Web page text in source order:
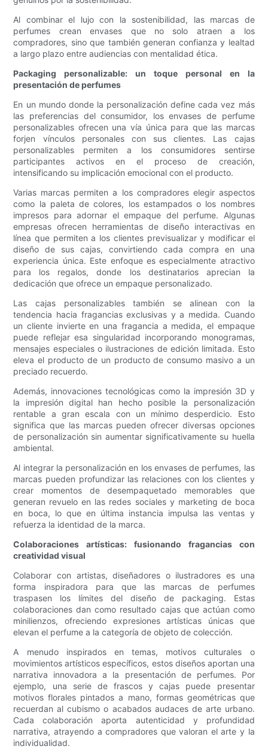
Al combinar el lujo con la sostenibilidad, las marcas de
perfumes crean envases que no solo atraen a los
compradores, sino que también generan confianza y lealtad
a largo plazo entre audiencias con mentalidad ética.
Packaging personalizable: un toque personal en la
presentación de perfumes
En un mundo donde la personalización define cada vez más
las preferencias del consumidor, los envases de perfume
personalizables ofrecen una vía única para que las marcas
forjen vínculos personales con sus clientes. Las cajas
personalizables permiten a los consumidores sentirse
participantes activos en el proceso de creación,
intensificando su implicación emocional con el producto.
Varias marcas permiten a los compradores elegir aspectos
como la paleta de colores, los estampados o los nombres
impresos para adornar el empaque del perfume. Algunas
empresas ofrecen herramientas de diseño interactivas en
línea que permiten a los clientes previsualizar y modificar el
diseño de sus cajas, convirtiendo cada compra en una
experiencia única. Este enfoque es especialmente atractivo
para los regalos, donde los destinatarios aprecian la
dedicación que ofrece un empaque personalizado.
Las cajas personalizables también se alinean con la
tendencia hacia fragancias exclusivas y a medida. Cuando
un cliente invierte en una fragancia a medida, el empaque
puede reflejar esa singularidad incorporando monogramas,
mensajes especiales o ilustraciones de edición limitada. Esto
eleva el producto de un producto de consumo masivo a un
preciado recuerdo.
Además, innovaciones tecnológicas como la impresión 3D y
la impresión digital han hecho posible la personalización
rentable a gran escala con un mínimo desperdicio. Esto
significa que las marcas pueden ofrecer diversas opciones
de personalización sin aumentar significativamente su huella
ambiental.
Al integrar la personalización en los envases de perfumes, las
marcas pueden profundizar las relaciones con los clientes y
crear momentos de desempaquetado memorables que
generan revuelo en las redes sociales y marketing de boca
en boca, lo que en última instancia impulsa las ventas y
refuerza la identidad de la marca.
Colaboraciones artísticas: fusionando fragancias con
creatividad visual
Colaborar con artistas, diseñadores o ilustradores es una
forma inspiradora para que las marcas de perfumes
traspasen los límites del diseño de packaging. Estas
colaboraciones dan como resultado cajas que actúan como
minilienzos, ofreciendo expresiones artísticas únicas que
elevan el perfume a la categoría de objeto de colección.
A menudo inspirados en temas, motivos culturales o
movimientos artísticos específicos, estos diseños aportan una
narrativa innovadora a la presentación de perfumes. Por
ejemplo, una serie de frascos y cajas puede presentar
motivos florales pintados a mano, formas geométricas que
recuerdan al cubismo o acabados audaces de arte urbano.
Cada colaboración aporta autenticidad y profundidad
narrativa, atrayendo a compradores que valoran el arte y la
individualidad.